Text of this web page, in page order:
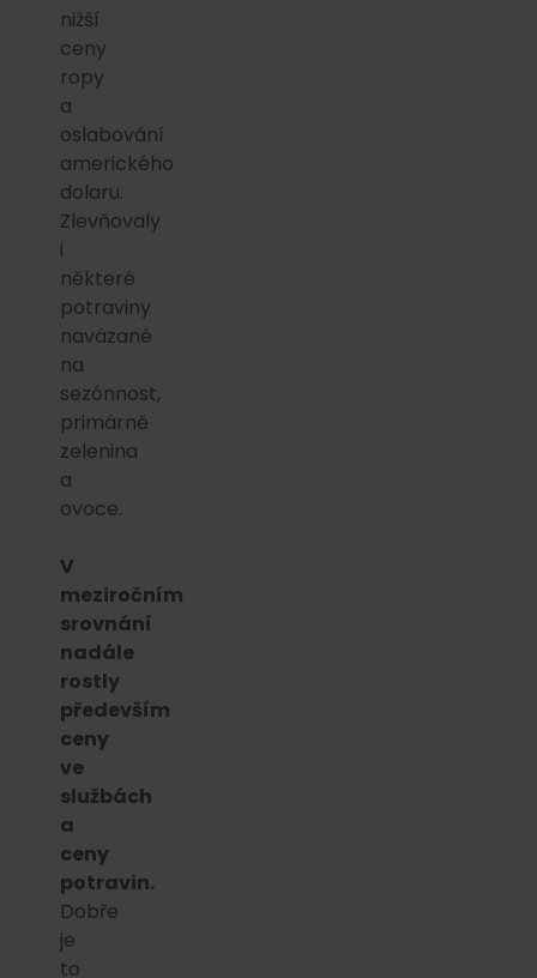
nižší
ceny
ropy
a
oslabování
amerického
dolaru.
Zlevňovaly
i
některé
potraviny
navázané
na
sezónnost,
primárně
zelenina
a
ovoce.
V
meziročním
srovnání
nadále
rostly
především
ceny
ve
službách
a
ceny
potravin.
Dobře
je
to